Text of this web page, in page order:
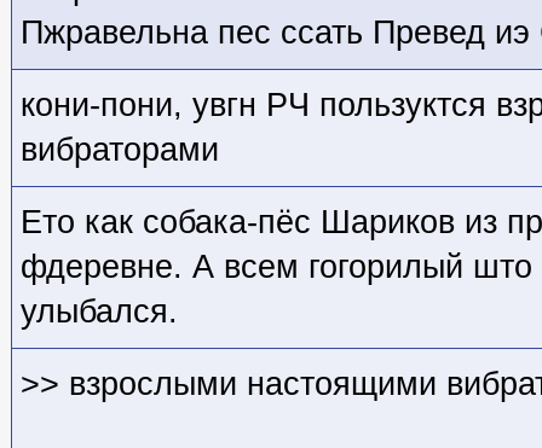
Пжравельна пес ссать Превед
кони-пони, увгн РЧ пользуктся
вибраторами
Ето как собака-пёс Шариков из
фдеревне. А всем гогорилый
улыбался.
>> взрослыми настоящими